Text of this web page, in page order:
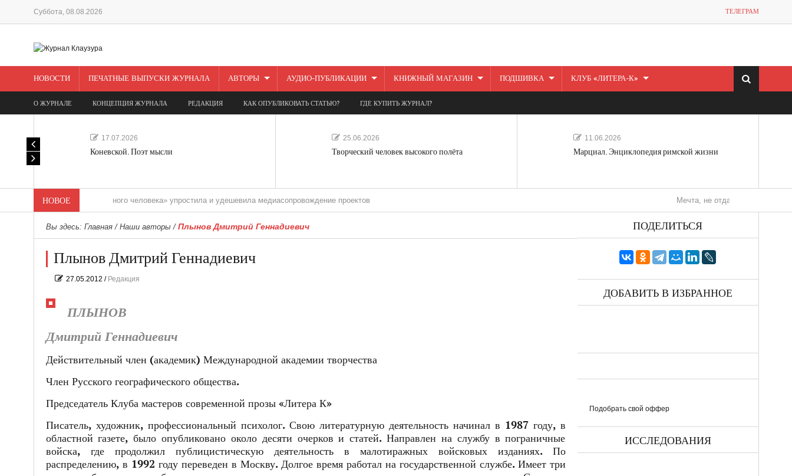
Суббота, 08.08.2026 ТЕЛЕГРАМ
НОВОСТИ ПЕЧАТНЫЕ ВЫПУСКИ ЖУРНАЛА АВТОРЫ АУДИО-ПУБЛИКАЦИИ КНИЖНЫЙ МАГАЗИН ПОДШИВКА КЛУБ «ЛИТЕРА-К»
О ЖУРНАЛЕ КОНЦЕПЦИЯ ЖУРНАЛА РЕДАКЦИЯ КАК ОПУБЛИКОВАТЬ СТАТЬЮ? ГДЕ КУПИТЬ ЖУРНАЛ?
17.07.2026
Коневской. Поэт мысли
25.06.2026
Творческий человек высокого полёта
11.06.2026
Марциал. Энциклопедия римской жизни
НОВОЕ
«Редакция одного человека» упростила и удешевила медиасопровождение проектов Мечта, не отдавайся! «Шведская
Вы здесь: Главная/ Наши авторы/ Плынов Дмитрий Геннадиевич
Плынов Дмитрий Геннадиевич
27.05.2012 / Редакция
ПЛЫНОВ
Дмитрий Геннадиевич
Действительный член (академик) Международной академии творчества
Член Русского географического общества.
Председатель Клуба мастеров современной прозы «Литера К»
Писатель, художник, профессиональный психолог. Свою литературную деятельность начинал в 1987 году, в
областной газете, было опубликовано около десяти очерков и статей. Направлен на службу в пограничные
войска, где продолжил публицистическую деятельность в малотиражных войсковых изданиях. По
распределению, в 1992 году переведен в Москву. Долгое время работал на государственной службе. Имеет три
ПОДЕЛИТЬСЯ
ДОБАВИТЬ В ИЗБРАННОЕ
Подобрать свой оффер
ИССЛЕДОВАНИЯ